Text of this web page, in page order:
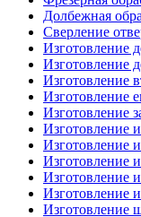
Долбежная
Сверление
Изготовление
Изготовление
Изготовление
Изготовление
Изготовление
Изготовление
Изготовление
Изготовление
Изготовление
Изготовление
Изготовление